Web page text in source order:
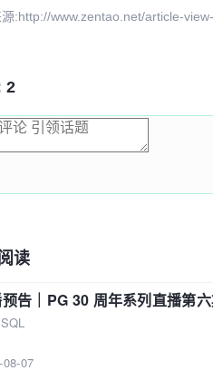
源:http://www.zentao.net/article-
2
读
告｜PG 30 周年系列直播第
07